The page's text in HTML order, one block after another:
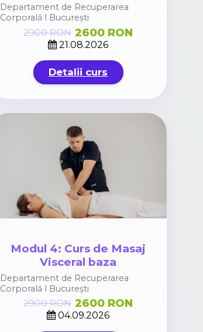
Departament de Recuperarea
Corporală l București
21.08.2026
2900 RON 2600 RON
Detalii curs
Modul 4: Curs de Masaj
Visceral baza
Departament de Recuperarea
Corporală l București
04.09.2026
2900 RON 2600 RON